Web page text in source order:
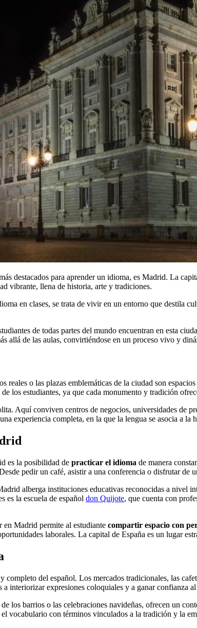
destacados para aprender un idioma, es Madrid. La
vibrante, llena de historia, arte y tradiciones.
en clases, se trata de vivir en un entorno que destila
de todas partes del mundo encuentran en esta
allá de las aulas, convirtiéndose en un proceso vivo y
o las plazas emblemáticas de la ciudad son
los estudiantes, ya que cada monumento y tradición
Aquí conviven centros de negocios, universidades de
experiencia completa, en la que la lengua se asocia a la
es la posibilidad de practicar el idioma de manera
pedir un café, asistir a una conferencia o disfrutar de
alberga instituciones educativas reconocidas a nivel
es la escuela de español don Quijote, que cuenta con
en Madrid permite al estudiante compartir espacio con
laborales. La capital de España es un lugar
del español. Los mercados tradicionales, las
interiorizar expresiones coloquiales y a ganar confianza
los barrios o las celebraciones navideñas, ofrecen un
vocabulario con términos vinculados a la tradición y la